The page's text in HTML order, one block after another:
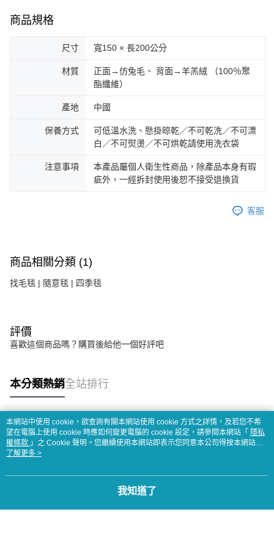
商品規格
尺寸 寬150 × 長200公分
材質
正面→仿兔毛、 背面→羊羔絨 （100％聚
酯纖維）
產地 中國
保養方式
可低溫水洗、懸掛晾乾／不可乾洗／不可漂
白／不可熨燙／不可烘乾請使用洗衣袋
注意事項
本產品屬個人衛生性商品，除產品本身有瑕
疵外，一經拆封使用後恕不接受退換貨
客服
商品相關分類 (1)
找毛毯 | 隨意毯 | 四季毯
評價
喜歡這個商品嗎？購買後給他一個好評吧
本分類熱銷全站排行
熱門標籤
本網站中使用 cookie，欲查詢有關本網站使用 cookie 方式之詳情，及若您不希
望在電腦上使用 cookie 時應如何變更電腦的 cookie 設定，請參閱本網站「 隱私
權條款 」之 Cookie 聲明。您繼續使用本網站即表示您同意本公司得按本網站使
用條款之 Cookie 聲明使用 cookie。
了解更多 >
我知道了